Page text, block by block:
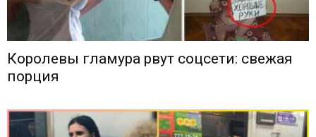
Королевы гламура рвут соцсети: свежая
порция